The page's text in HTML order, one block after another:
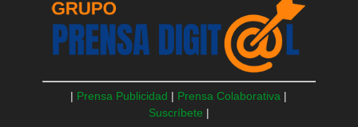
| Prensa Publicidad | Prensa Colaborativa |
Suscríbete |